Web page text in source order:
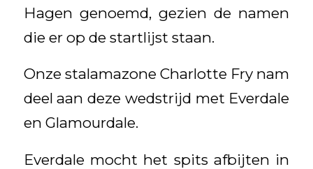
Hagen genoemd, gezien de namen
die er op de startlijst staan.
Onze stalamazone Charlotte Fry nam
deel aan deze wedstrijd met Everdale
en Glamourdale.
Everdale mocht het spits afbijten in